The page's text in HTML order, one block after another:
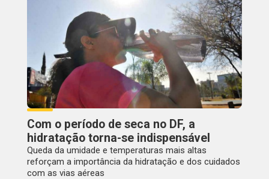
Com o período de seca no DF, a
hidratação torna-se indispensável
Queda da umidade e temperaturas mais altas
reforçam a importância da hidratação e dos cuidados
com as vias aéreas